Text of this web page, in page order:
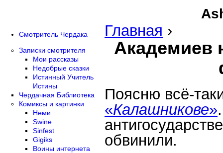
Главная ›
Академиев
Поясню всё-
«Калашникове»
обвинили.
Смотритель Чердака
Записки смотрителя
Мои рассказы
Недобрые сказки
Истинный Учитель
Истины
Чердачная Библиотека
Комиксы и картинки
Неми
Swine
Sinfest
Gigiks
Воины интернета